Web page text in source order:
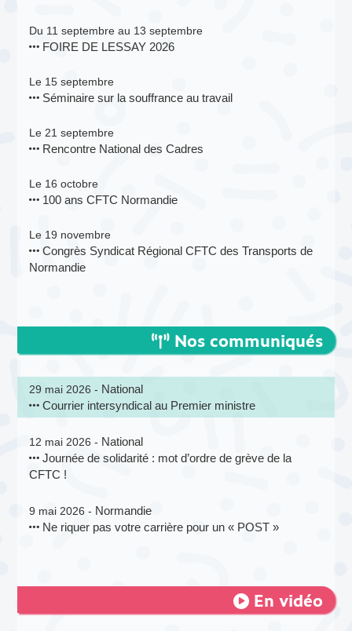
Du 11 septembre au 13 septembre
FOIRE DE LESSAY 2026
Le 15 septembre
Séminaire sur la souffrance au travail
Le 21 septembre
Rencontre National des Cadres
Le 16 octobre
100 ans CFTC Normandie
Le 19 novembre
Congrès Syndicat Régional CFTC des Transports de
Normandie
Nos communiqués
29 mai 2026 - National
Courrier intersyndical au Premier ministre
12 mai 2026 - National
Journée de solidarité : mot d’ordre de grève de la
CFTC !
9 mai 2026 - Normandie
Ne riquer pas votre carrière pour un « POST »
En vidéo